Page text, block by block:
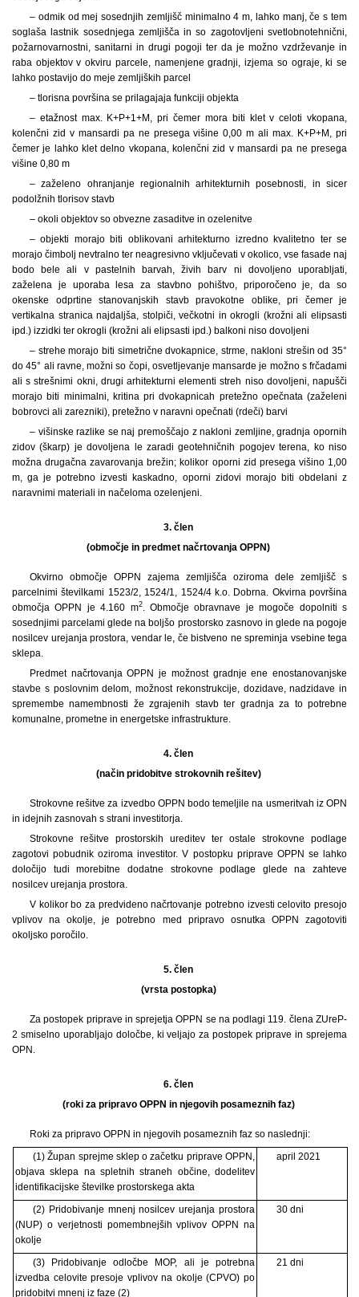
– odmik od mej sosednjih zemljišč minimalno 4 m, lahko manj, če s tem
soglaša lastnik sosednjega zemljišča in so zagotovljeni svetlobnotehnični,
požarnovarnostni, sanitarni in drugi pogoji ter da je možno vzdrževanje in
raba objektov v okviru parcele, namenjene gradnji, izjema so ograje, ki se
lahko postavijo do meje zemljiških parcel
– tlorisna površina se prilagajaja funkciji objekta
– etažnost max. K+P+1+M, pri čemer mora biti klet v celoti vkopana,
kolenčni zid v mansardi pa ne presega višine 0,00 m ali max. K+P+M, pri
čemer je lahko klet delno vkopana, kolenčni zid v mansardi pa ne presega
višine 0,80 m
– zaželeno ohranjanje regionalnih arhitekturnih posebnosti, in sicer
podolžnih tlorisov stavb
– okoli objektov so obvezne zasaditve in ozelenitve
– objekti morajo biti oblikovani arhitekturno izredno kvalitetno ter se
morajo čimbolj nevtralno ter neagresivno vključevati v okolico, vse fasade naj
bodo bele ali v pastelnih barvah, živih barv ni dovoljeno uporabljati,
zaželena je uporaba lesa za stavbno pohištvo, priporočeno je, da so
okenske odprtine stanovanjskih stavb pravokotne oblike, pri čemer je
vertikalna stranica najdaljša, stolpiči, večkotni in okrogli (krožni ali elipsasti
ipd.) izzidki ter okrogli (krožni ali elipsasti ipd.) balkoni niso dovoljeni
– strehe morajo biti simetrične dvokapnice, strme, nakloni strešin od 35°
do 45° ali ravne, možni so čopi, osvetljevanje mansarde je možno s frčadami
ali s strešnimi okni, drugi arhitekturni elementi streh niso dovoljeni, napušči
morajo biti minimalni, kritina pri dvokapnicah pretežno opečnata (zaželeni
bobrovci ali zarezniki), pretežno v naravni opečnati (rdeči) barvi
– višinske razlike se naj premoščajo z nakloni zemljine, gradnja opornih
zidov (škarp) je dovoljena le zaradi geotehničnih pogojev terena, ko niso
možna drugačna zavarovanja brežin; kolikor oporni zid presega višino 1,00
m, ga je potrebno izvesti kaskadno, oporni zidovi morajo biti obdelani z
naravnimi materiali in načeloma ozelenjeni.
3. člen
(območje in predmet načrtovanja OPPN)
Okvirno območje OPPN zajema zemljišča oziroma dele zemljišč s
parcelnimi številkami 1523/2, 1524/1, 1524/4 k.o. Dobrna. Okvirna površina
območja OPPN je 4.160 m2. Območje obravnave je mogoče dopolniti s
sosednjimi parcelami glede na boljšo prostorsko zasnovo in glede na pogoje
nosilcev urejanja prostora, vendar le, če bistveno ne spreminja vsebine tega
sklepa.
Predmet načrtovanja OPPN je možnost gradnje ene enostanovanjske
stavbe s poslovnim delom, možnost rekonstrukcije, dozidave, nadzidave in
spremembe namembnosti že zgrajenih stavb ter gradnja za to potrebne
komunalne, prometne in energetske infrastrukture.
4. člen
(način pridobitve strokovnih rešitev)
Strokovne rešitve za izvedbo OPPN bodo temeljile na usmeritvah iz OPN
in idejnih zasnovah s strani investitorja.
Strokovne rešitve prostorskih ureditev ter ostale strokovne podlage
zagotovi pobudnik oziroma investitor. V postopku priprave OPPN se lahko
določijo tudi morebitne dodatne strokovne podlage glede na zahteve
nosilcev urejanja prostora.
V kolikor bo za predvideno načrtovanje potrebno izvesti celovito presojo
vplivov na okolje, je potrebno med pripravo osnutka OPPN zagotoviti
okoljsko poročilo.
5. člen
(vrsta postopka)
Za postopek priprave in sprejetja OPPN se na podlagi 119. člena ZUreP-
2 smiselno uporabljajo določbe, ki veljajo za postopek priprave in sprejema
OPN.
6. člen
(roki za pripravo OPPN in njegovih posameznih faz)
Roki za pripravo OPPN in njegovih posameznih faz so naslednji:
(1) Župan sprejme sklep o začetku priprave OPPN,
objava sklepa na spletnih straneh občine, dodelitev
identifikacijske številke prostorskega akta
april 2021
(2) Pridobivanje mnenj nosilcev urejanja prostora
(NUP) o verjetnosti pomembnejših vplivov OPPN na
okolje
30 dni
(3) Pridobivanje odločbe MOP, ali je potrebna
izvedba celovite presoje vplivov na okolje (CPVO) po
pridobitvi mnenj iz faze (2)
21 dni